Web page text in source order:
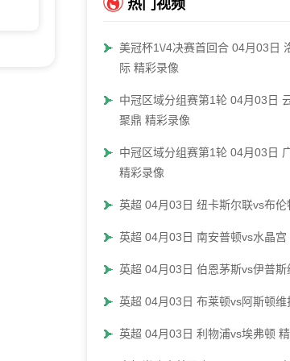
热门视频
美冠杯1\/4决赛首回合 04月03日
际 精彩录像
中冠区域分组赛第1轮 04月03日
聚鼎 精彩录像
中冠区域分组赛第1轮 04月03日
精彩录像
英超 04月03日 纽卡斯尔联vs布伦
英超 04月03日 南安普顿vs水晶宫
英超 04月03日 伯恩茅斯vs伊普斯
英超 04月03日 布莱顿vs阿斯顿维
英超 04月03日 利物浦vs埃弗顿